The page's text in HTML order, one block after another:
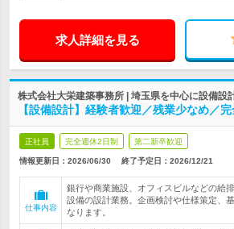
求人詳細を見る
株式会社大栄建築事務所 | 埼玉県を中心に設備設
【設備設計】経験者歓迎／残業少なめ／
正社員 完全週休2日制 第二新卒歓迎
情報更新日：2026/06/30 終了予定日： 2026/12/21
仕事内容
銀行や商業施設、オフィスビルなどの給
設備の設計業務。企画検討や仕様策定、
なります。